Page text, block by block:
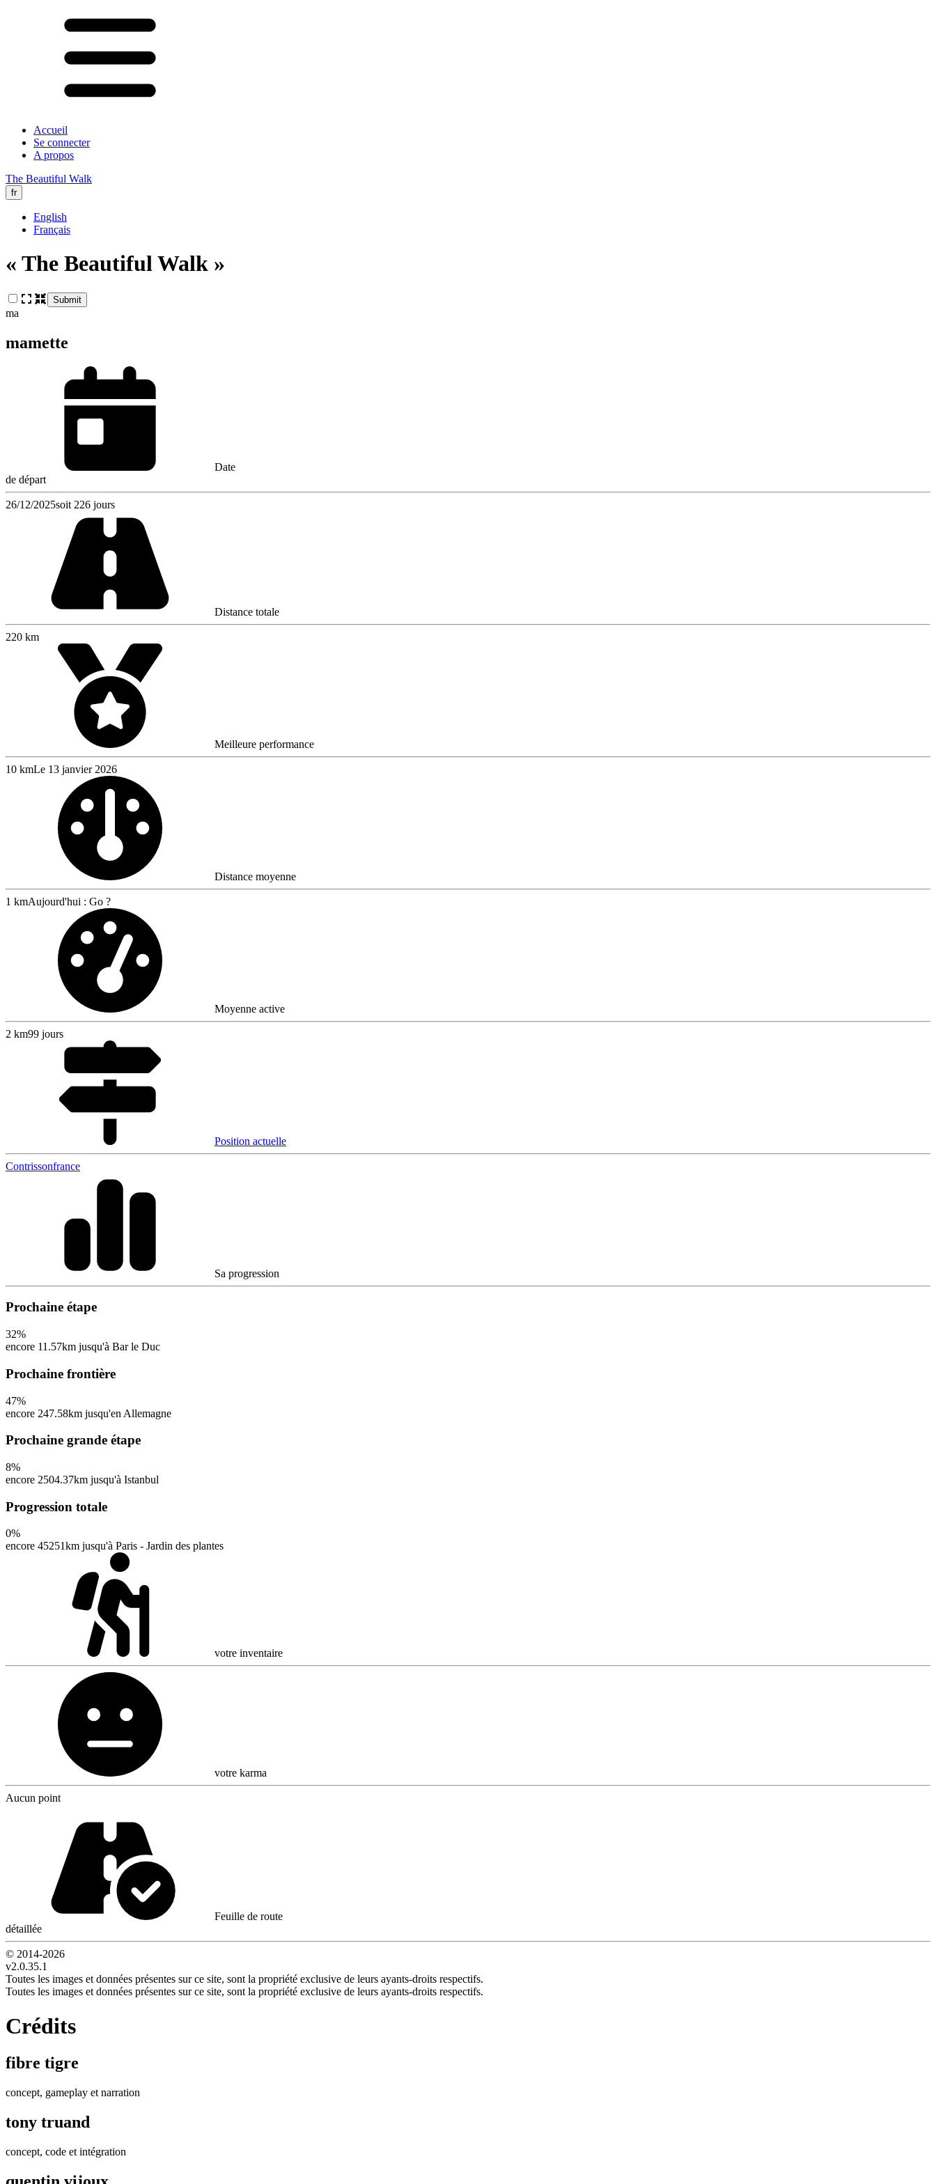
Accueil
Se connecter
A propos
The Beautiful Walk
fr
English
Français
« The Beautiful Walk »
Submit
ma
mamette
Date
de départ
26/12/2025soit 226 jours
Distance totale
220 km
Meilleure performance
10 kmLe 13 janvier 2026
Distance moyenne
1 kmAujourd'hui : Go ?
Moyenne active
2 km99 jours
Position actuelle
Contrissonfrance
Sa progression
Prochaine étape
32%
encore 11.57km jusqu'à Bar le Duc
Prochaine frontière
47%
encore 247.58km jusqu'en Allemagne
Prochaine grande étape
8%
encore 2504.37km jusqu'à Istanbul
Progression totale
0%
encore 45251km jusqu'à Paris - Jardin des plantes
votre inventaire
votre karma
Aucun point
Feuille de route
détaillée
© 2014-2026
v2.0.35.1
Toutes les images et données présentes sur ce site, sont la propriété exclusive de leurs ayants-droits respectifs.
Toutes les images et données présentes sur ce site, sont la propriété exclusive de leurs ayants-droits respectifs.
Crédits
fibre tigre
concept, gameplay et narration
tony truand
concept, code et intégration